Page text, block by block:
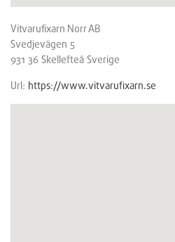
Vitvarufixarn Norr AB
Svedjevägen 5
931 36 Skellefteå Sverige
Url: https://www.vitvarufixarn.se